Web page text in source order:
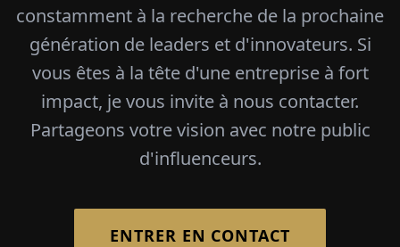
constamment à la recherche de la prochaine
génération de leaders et d'innovateurs. Si
vous êtes à la tête d'une entreprise à fort
impact, je vous invite à nous contacter.
Partageons votre vision avec notre public
d'influenceurs.
ENTRER EN CONTACT